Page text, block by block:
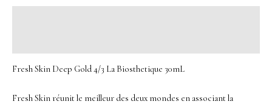
Fresh Skin Deep Gold 4/3 La Biosthetique 30mL
Fresh Skin réunit le meilleur des deux mondes en associant la